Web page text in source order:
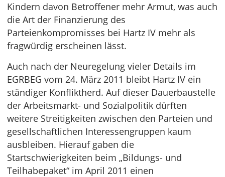
Kindern davon Betroffener mehr Armut, was auch
die Art der Finanzierung des
Parteienkompromisses bei Hartz IV mehr als
fragwürdig erscheinen lässt.
Auch nach der Neuregelung vieler Details im
EGRBEG vom 24. März 2011 bleibt Hartz IV ein
ständiger Konfliktherd. Auf dieser Dauerbaustelle
der Arbeitsmarkt- und Sozialpolitik dürften
weitere Streitigkeiten zwischen den Parteien und
gesellschaftlichen Interessengruppen kaum
ausbleiben. Hierauf gaben die
Startschwierigkeiten beim „Bildungs- und
Teilhabepaket“ im April 2011 einen